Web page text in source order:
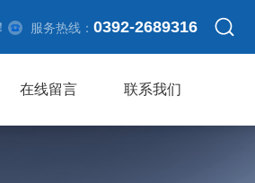
服务热线： 0392-2689316
在线留言 联系我们